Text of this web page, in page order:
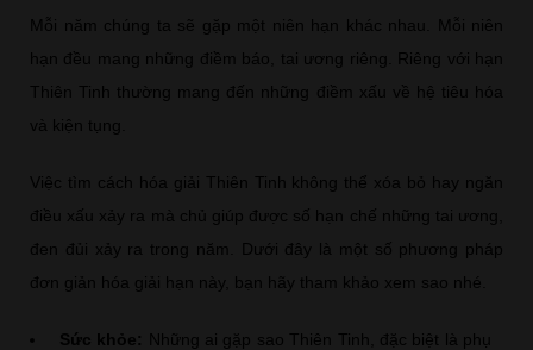
Mỗi năm chúng ta sẽ gặp một niên hạn khác nhau. Mỗi niên
hạn đều mang những điềm báo, tai ương riêng. Riêng với hạn
Thiên Tinh thường mang đến những điềm xấu về hệ tiêu hóa
và kiện tụng.
Việc tìm cách hóa giải Thiên Tinh không thể xóa bỏ hay ngăn
điều xấu xảy ra mà chủ giúp được số hạn chế những tai ương,
đen đủi xảy ra trong năm. Dưới đây là một số phương pháp
đơn giản hóa giải hạn này, bạn hãy tham khảo xem sao nhé.
Sức khỏe:
Những ai gặp sao Thiên Tinh, đặc biệt là phụ